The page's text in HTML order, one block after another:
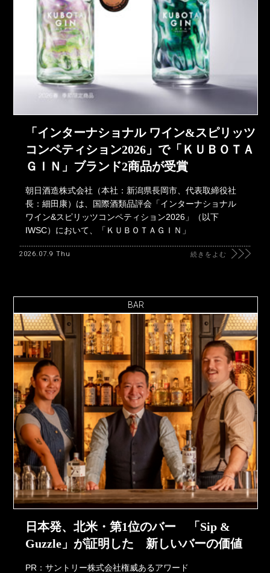
「インターナショナル ワイン&スピリッツ
コンペティション2026」で「ＫＵＢＯＴＡ
ＧＩＮ」ブランド2商品が受賞
朝日酒造株式会社（本社：新潟県長岡市、代表取締役社
長：細田康）は、国際酒類品評会「インターナショナル
ワイン&スピリッツコンペティション2026」（以下
IWSC）において、「ＫＵＢＯＴＡＧＩＮ」
2026.07.9 Thu 続きをよむ
BAR
日本発、北米・第1位のバー 「Sip &
Guzzle」が証明した 新しいバーの価値
PR：サントリー株式会社権威あるアワード